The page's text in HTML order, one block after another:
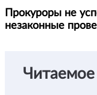
Прокуроры не
незаконные
Читаемое